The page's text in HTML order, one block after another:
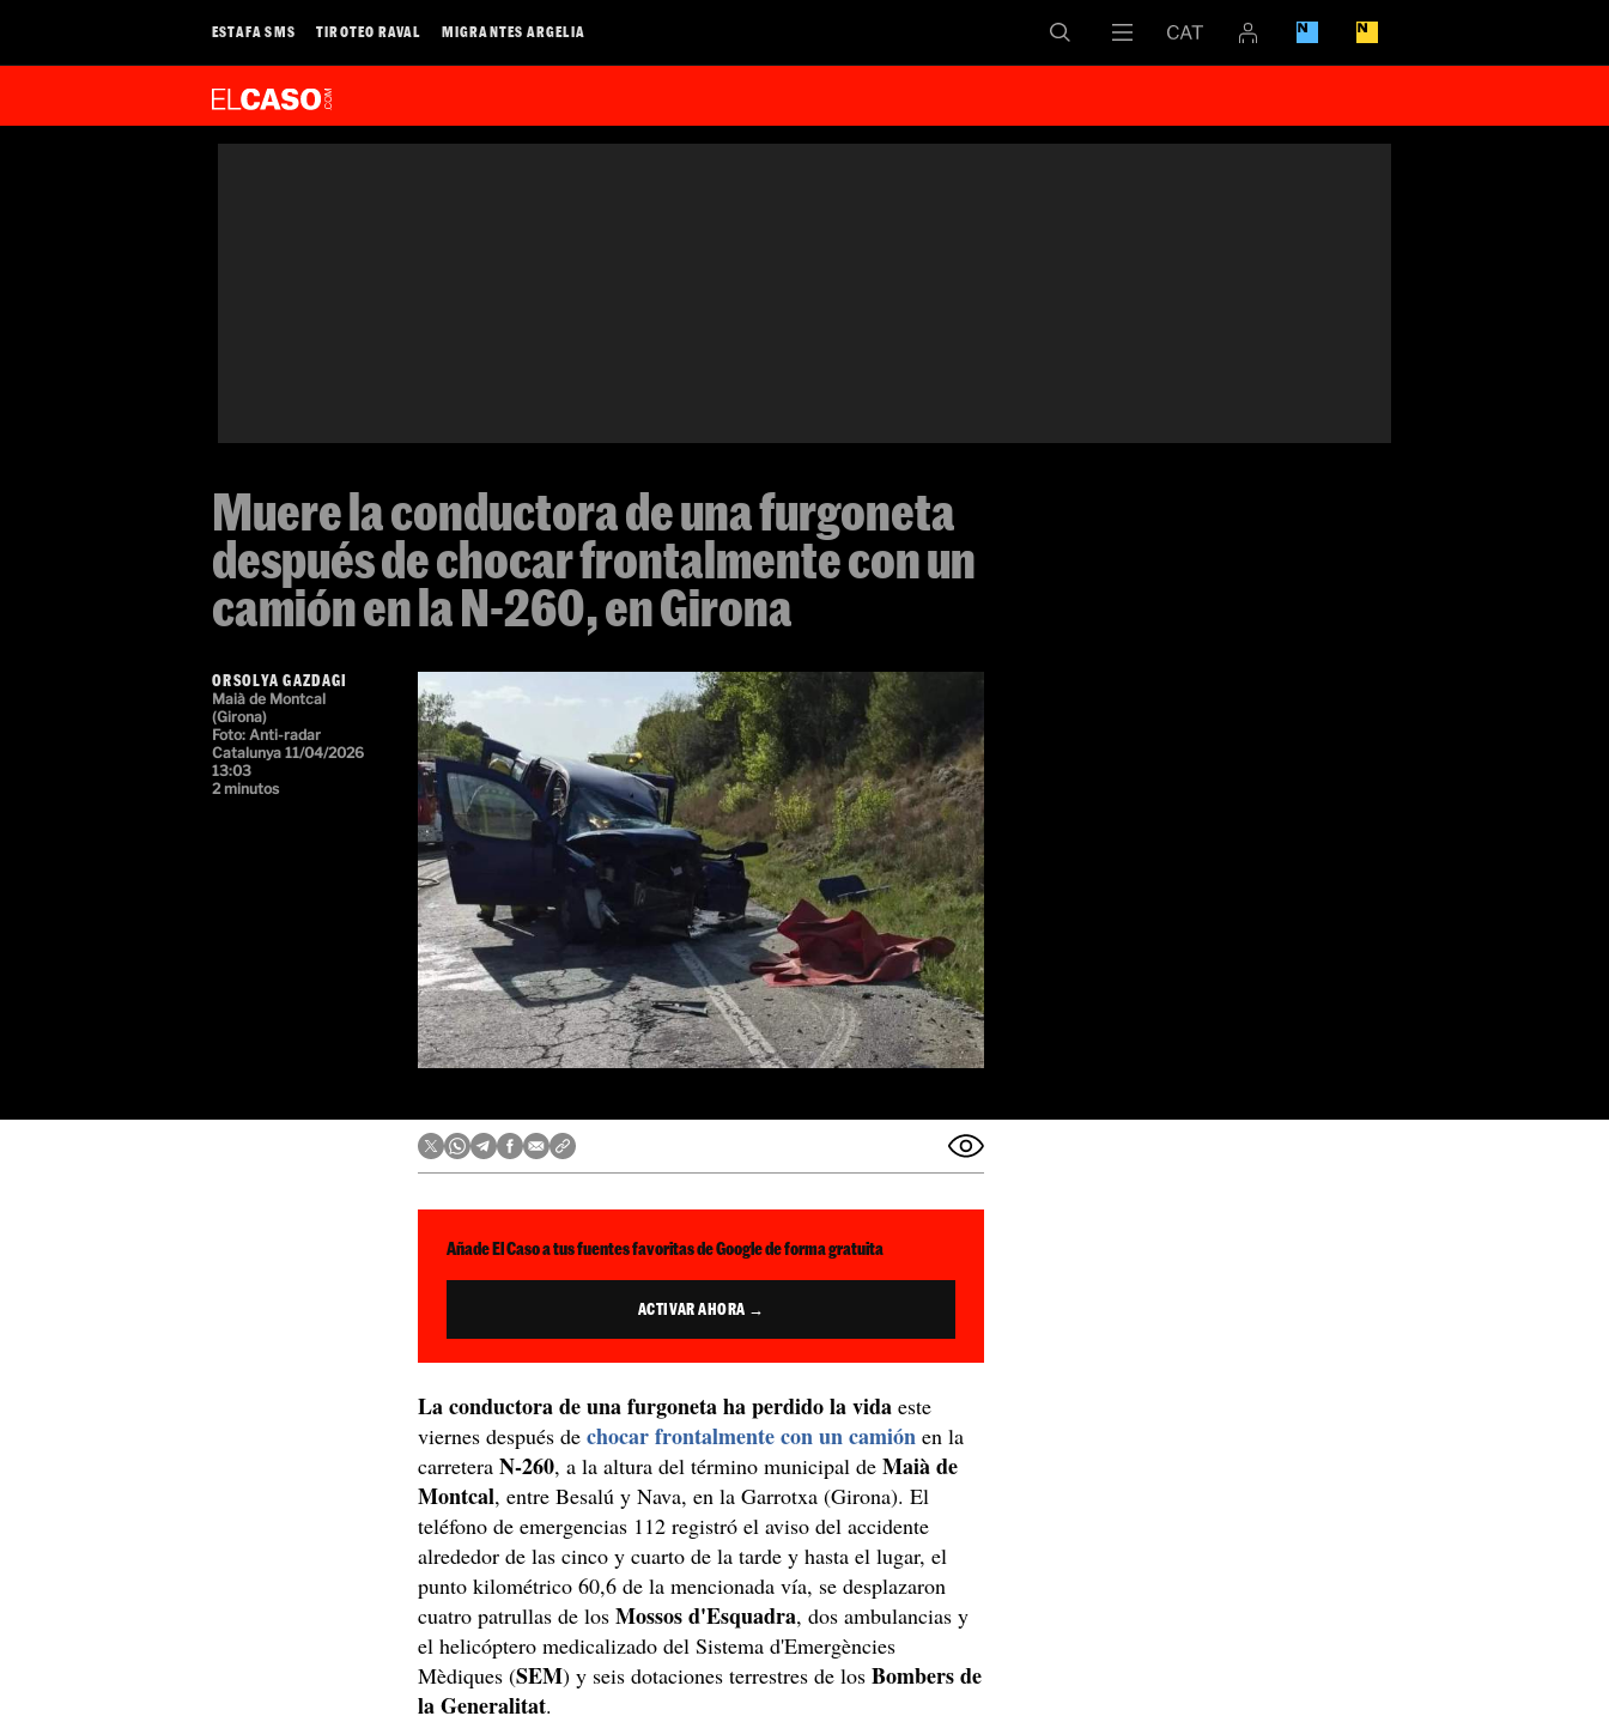
ESTAFA SMS TIROTEO RAVAL MIGRANTES ARGELIA
Muere la conductora de una furgoneta
después de chocar frontalmente con un
camión en la N-260, en Girona
ORSOLYA GAZDAGI
Maià de Montcal
(Girona)
Foto: Anti-radar
Catalunya 11/04/2026
13:03
2 minutos
Añade El Caso a tus fuentes favoritas de Google de forma gratuita
ACTIVAR AHORA →
La conductora de una furgoneta ha perdido la vida este
viernes después dechocar frontalmente con un camión en la
carretera N-260, a la altura del término municipal deMaià de
Montcal, entre Besalú y Nava, en la Garrotxa (Girona). El
teléfono de emergencias 112 registró el aviso del accidente
alrededor de las cinco y cuarto de la tarde y hasta el lugar, el
punto kilométrico 60,6 de la mencionada vía, se desplazaron
cuatro patrullas de los Mossos d'Esquadra, dos ambulancias y
el helicóptero medicalizado del Sistema d'Emergències
Mèdiques (SEM) y seis dotaciones terrestres de losBombers de
la Generalitat.